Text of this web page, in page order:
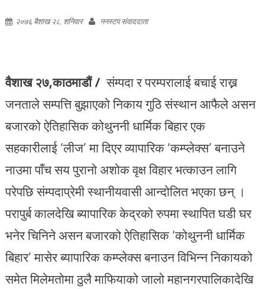
२०७६ बैशाख २८, शनिवार ननस्टप संवाददाता
वैशाख २७,काठमाडौं / संम्पदा र परम्परालाई बचाई राख्न
जनताले सम्पत्ति बुझाएको निकाय गुठि संस्थान आफैले असन
बजारको ऐतिहासिक कोथुननी धार्मिक बिहार एक
सहकारीलाई ‘लीज’ मा दिएर व्यापारिक ‘कम्प्लेक्स’ बनाउने
नाउमा पाँच सय पुरानो अशोक वृक्ष विहार भत्काउन लागि
परेपछि संम्पदाप्रेमी स्थानीयवासी आन्दोलित भएका छन् ।
परापुर्ब कालदेखि ब्यापारिक केद्रको रुपमा स्थापित घडी घर
भनेर चिनिने असन बजारको ऐतिहासिक ‘कोथुननी धार्मिक
बिहार’ मासेर ब्यापारिक कम्प्लेक्स बनाउन विभिन्न निकायको
समेत मिलेमतोमा ठुलै माफियाको जालो महानगरपालिकादेखि